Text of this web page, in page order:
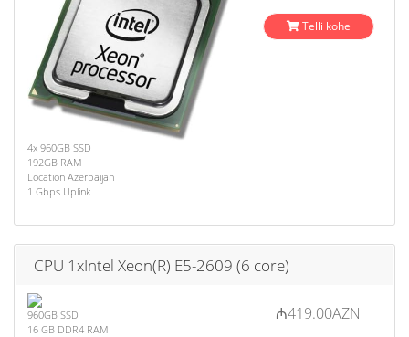
4x 960GB SSD
192GB RAM
Location Azerbaijan
1 Gbps Uplink
Telli kohe
CPU 1xIntel Xeon(R) E5-2609 (6 core)
960GB SSD
16 GB DDR4 RAM
₼419.00AZN